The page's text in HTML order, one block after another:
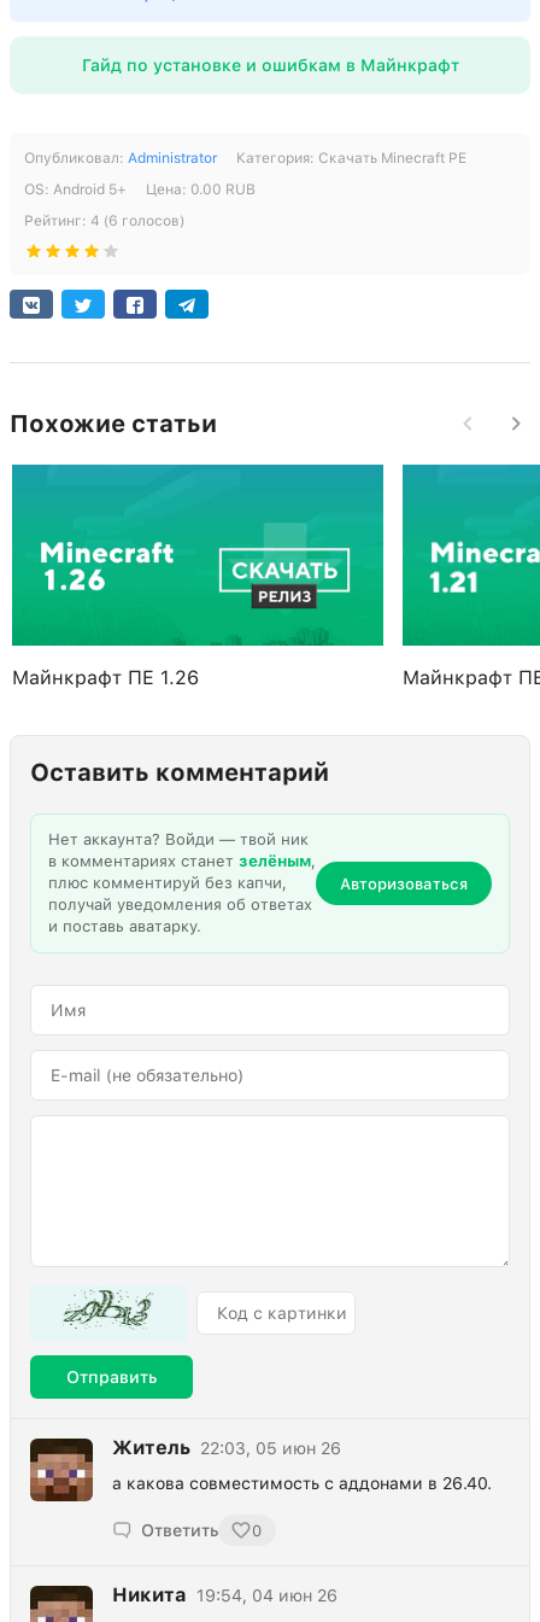
[493.22 Mb] скачиваний: 344
Вырезана музыка для уменьшения веса
СКАЧАТЬ
[400.17 Mb] скачиваний: 31
Гайд по установке и ошибкам в Майнкрафт
Опубликовал: Administrator Категория: Скачать Minecraft PE
ОS: Android 5+ Цена: 0.00 RUB
Рейтинг: 4 (6 голосов)
Похожие статьи
Майнкрафт ПЕ 1.26 Майнкрафт
Оставить комментарий
Нет аккаунта? Войди — твой ник
в комментариях станет зелёным,
плюс комментируй без капчи,
получай уведомления об ответах
и поставь аватарку.
Авторизоваться
Отправить
Житель 22:03, 05 июн 26
а какова совместимость с аддонами в 26.40.
Ответить 0
Никита
19:54, 04 июн 26